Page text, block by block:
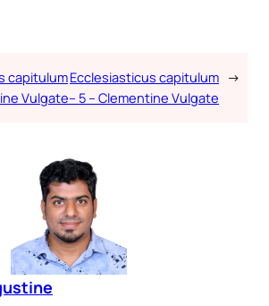
capitulum
Vulgate
Ecclesiasticus capitulum
– 5 – Clementine Vulgate
→